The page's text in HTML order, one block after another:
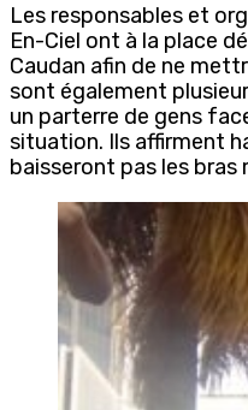
Les responsables et
En-Ciel ont à la place
Caudan afin de ne
sont également
un parterre de gens
situation. Ils affirment
baisseront pas les bras